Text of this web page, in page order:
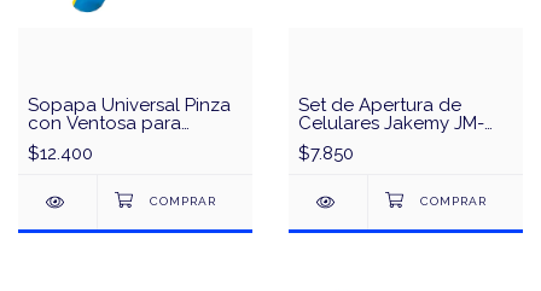
Sopapa Universal Pinza
con Ventosa para
Despegar Vidrios
Tactiles Celulares y
$12.400
Set de Apertura de
Celulares Jakemy JM-
OP15 13 en 1
$7.850